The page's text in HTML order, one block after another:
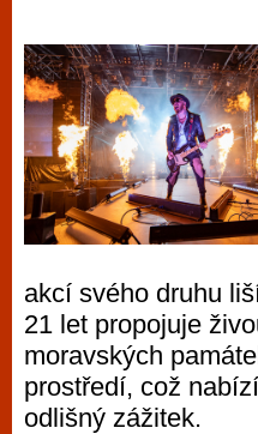
akcí svého druhu
21 let propojuje
moravských
prostředí, což
odlišný zážitek.